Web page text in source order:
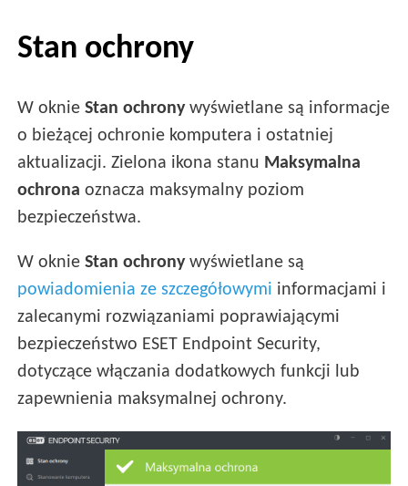
Stan ochrony
W oknieStan ochronywyświetlane są informacje
o bieżącej ochronie komputera i ostatniej
aktualizacji. Zielona ikona stanu Maksymalna
ochrona oznacza maksymalny poziom
bezpieczeństwa.
W oknieStan ochronywyświetlane są
powiadomienia ze szczegółowymi informacjami i
zalecanymi rozwiązaniami poprawiającymi
bezpieczeństwo ESET Endpoint Security,
dotyczące włączania dodatkowych funkcji lub
zapewnienia maksymalnej ochrony.